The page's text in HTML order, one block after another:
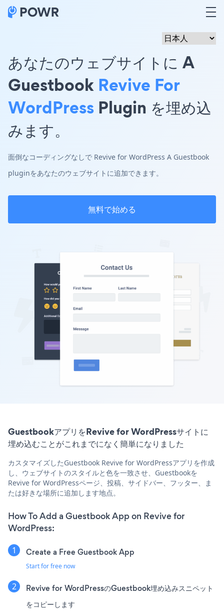
あなたのウェブサイトに A
Guestbook Revive For
WordPress Plugin を埋め込
みます。
面倒なコーディングなしで Revive for WordPress A Guestbook
pluginをあなたのウェブサイトに追加できます。
無料で始める
GuestbookアプリをRevive for WordPressサイトに
埋め込むことがこれまでになく簡単になりました
カスタマイズしたGuestbook Revive for WordPressアプリを作成
し、ウェブサイトのスタイルと色を一致させ、Guestbookを
Revive for WordPressページ、投稿、サイドバー、フッター、ま
たは好きな場所に追加します地点。
How To Add a Guestbook App on Revive for
WordPress:
Create a Free Guestbook App
Start for free now
Revive for WordPressのGuestbook埋め込みスニペット
をコピーします